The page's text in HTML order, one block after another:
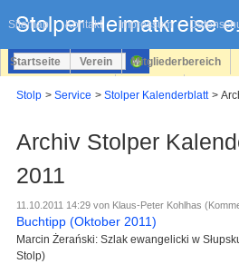
Sitemap Kontakt Impressum
überspringen
Startseite Verein Mitgliederbereich
Stolp Service Stolper Kalenderblatt
Archiv Stolper
2011
11.10.2011 14:29 von Klaus-Peter Kohlhas
Buchtipp (Oktober 2011)
Marcin Żerański: Szlak ewangelicki w
Stolp)